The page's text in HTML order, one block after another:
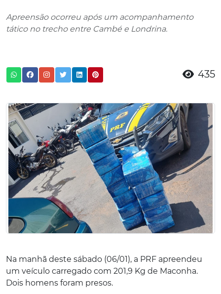
Apreensão ocorreu após um acompanhamento
tático no trecho entre Cambé e Londrina.
435
Na manhã deste sábado (06/01), a PRF apreendeu
um veículo carregado com 201,9 Kg de Maconha.
Dois homens foram presos.